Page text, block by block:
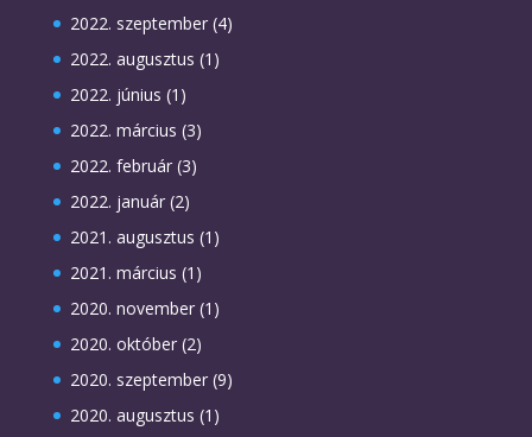
2022. szeptember(4)
2022. augusztus (1)
2022. június (1)
2022. március (3)
2022. február(3)
2022. január(2)
2021. augusztus (1)
2021. március (1)
2020. november(1)
2020. október(2)
2020. szeptember(9)
2020. augusztus (1)